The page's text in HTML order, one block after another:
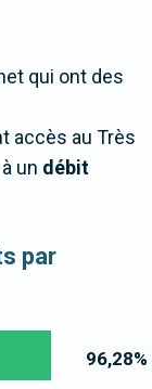
qui ont des
accès au Très
un débit
par
96,28%